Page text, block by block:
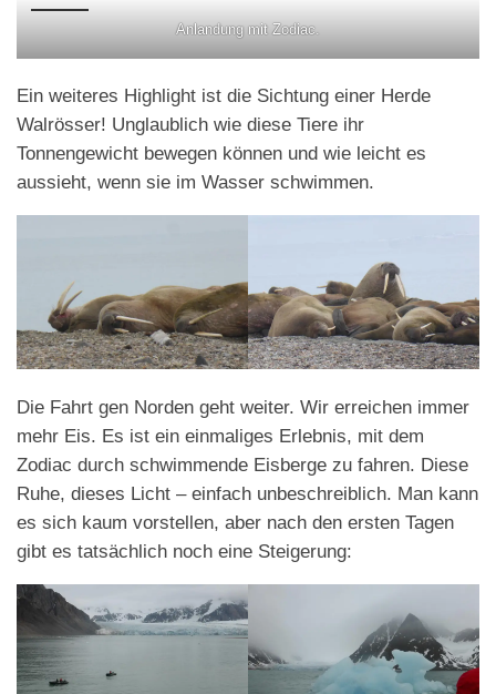
Anlandung mit Zodiac.
Ein weiteres Highlight ist die Sichtung einer Herde
Walrösser! Unglaublich wie diese Tiere ihr
Tonnengewicht bewegen können und wie leicht es
aussieht, wenn sie im Wasser schwimmen.
Die Fahrt gen Norden geht weiter. Wir erreichen immer
mehr Eis. Es ist ein einmaliges Erlebnis, mit dem
Zodiac durch schwimmende Eisberge zu fahren. Diese
Ruhe, dieses Licht – einfach unbeschreiblich. Man kann
es sich kaum vorstellen, aber nach den ersten Tagen
gibt es tatsächlich noch eine Steigerung: